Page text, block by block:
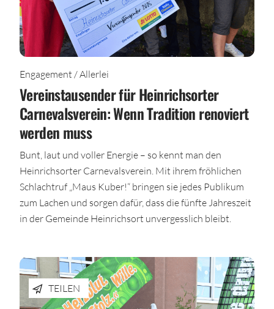
Engagement / Allerlei
Vereinstausender für Heinrichsorter
Carnevalsverein: Wenn Tradition renoviert
werden muss
Bunt, laut und voller Energie – so kennt man den
Heinrichsorter Carnevalsverein. Mit ihrem fröhlichen
Schlachtruf „Maus Kuber!“ bringen sie jedes Publikum
zum Lachen und sorgen dafür, dass die fünfte Jahreszeit
in der Gemeinde Heinrichsort unvergesslich bleibt.
TEILEN